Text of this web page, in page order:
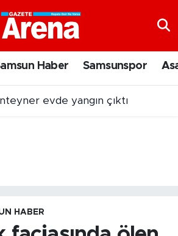
Haber Samsunspor
evde yangın çıktı
giden kamyonetten 5 kilo altın çıktı
HABER
Vakitleri
Durumu ve Fikstür